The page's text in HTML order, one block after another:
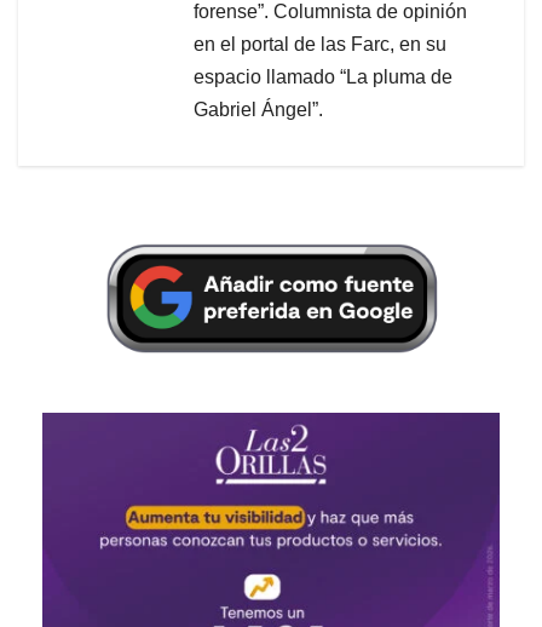
forense”. Columnista de opinión
en el portal de las Farc, en su
espacio llamado “La pluma de
Gabriel Ángel”.